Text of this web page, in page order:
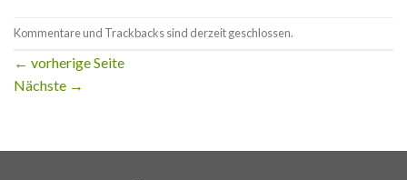
Kommentare und Trackbacks sind derzeit geschlossen.
← vorherige Seite
Nächste →